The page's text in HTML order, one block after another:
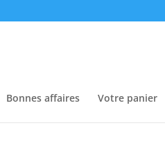
Bonnes affaires Votre panier